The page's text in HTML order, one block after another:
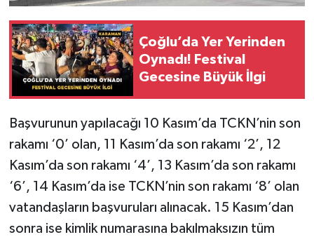
Çoğlu’da Yer Yerinden
Oynadı! Festival
Gecesine Büyük İlgi
Başvurunun yapılacağı 10 Kasım’da TCKN’nin son
rakamı ‘0’ olan, 11 Kasım’da son rakamı ‘2’, 12
Kasım’da son rakamı ‘4’, 13 Kasım’da son rakamı
‘6’, 14 Kasım’da ise TCKN’nin son rakamı ‘8’ olan
vatandaşların başvuruları alınacak. 15 Kasım’dan
sonra ise kimlik numarasına bakılmaksızın tüm